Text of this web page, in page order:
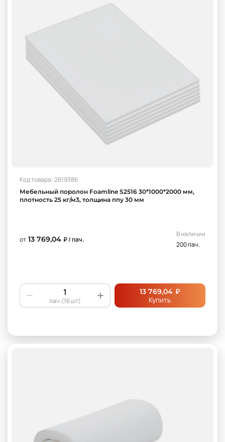
Код товара: 2619386
Мебельный поролон Foamline S2516 30*1000*2000 мм,
плотность 25 кг/м3, толщина ппу 30 мм
от 13 769,04 ₽ / пач.
В наличии
200 пач.
пач.(16 шт)
13 769,04 ₽
Купить